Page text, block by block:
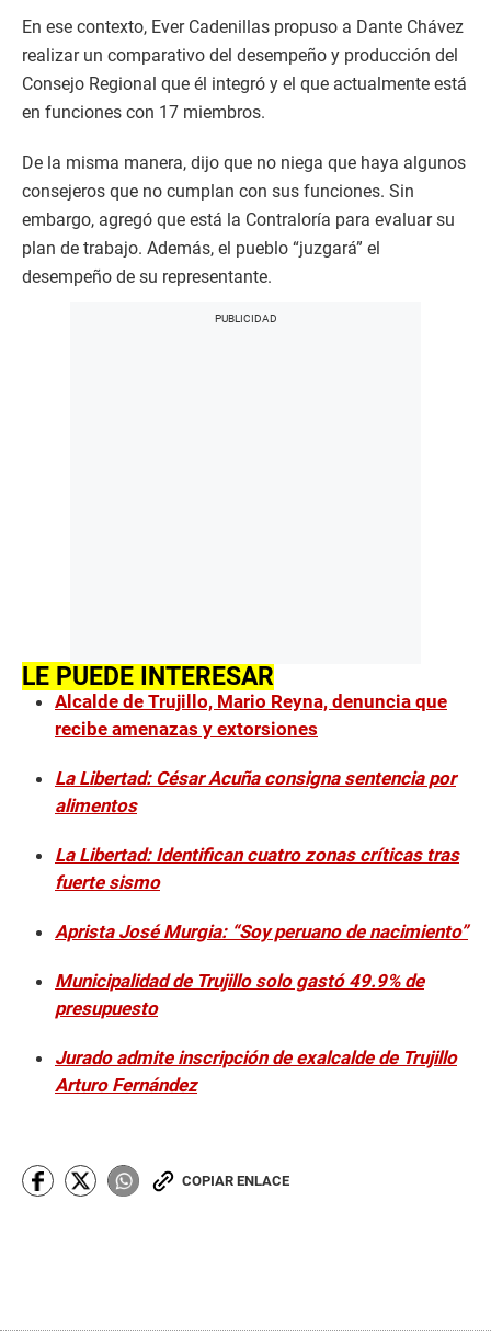
En ese contexto, Ever Cadenillas propuso a Dante Chávez
realizar un comparativo del desempeño y producción del
Consejo Regional que él integró y el que actualmente está
en funciones con 17 miembros.
De la misma manera, dijo que no niega que haya algunos
consejeros que no cumplan con sus funciones. Sin
embargo, agregó que está la Contraloría para evaluar su
plan de trabajo. Además, el pueblo “juzgará” el
desempeño de su representante.
LE PUEDE INTERESAR
Alcalde de Trujillo, Mario Reyna, denuncia que
recibe amenazas y extorsiones
La Libertad: César Acuña consigna sentencia por
alimentos
La Libertad: Identifican cuatro zonas críticas tras
fuerte sismo
Aprista José Murgia: “Soy peruano de nacimiento”
Municipalidad de Trujillo solo gastó 49.9% de
presupuesto
Jurado admite inscripción de exalcalde de Trujillo
Arturo Fernández
COPIAR ENLACE